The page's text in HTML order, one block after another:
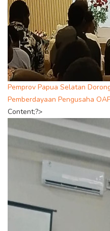
Pemprov Papua Selatan
Pemberdayaan Pengusaha
Content;?>